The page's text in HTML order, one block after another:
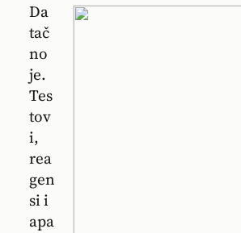
Da
tač
no
je.
Tes
tov
i,
rea
gen
si i
apa